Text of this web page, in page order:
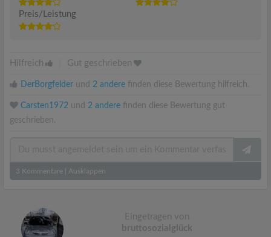
Preis/Leistung
Hilfreich Gut geschrieben
DerBorgfelder und 2 andere finden diese Bewertung hilfreich.
Carsten1972 und 2 andere finden diese Bewertung gut
geschrieben.
3 Kommentare Ausklappen
Eingetragen von
bruttosozialglück